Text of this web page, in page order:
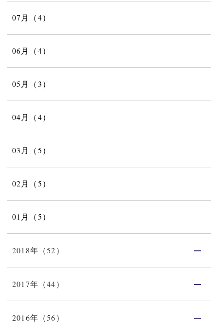
07月（4）
06月（4）
05月（3）
04月（4）
03月（5）
02月（5）
01月（5）
2018年（52）
2017年（44）
2016年（56）